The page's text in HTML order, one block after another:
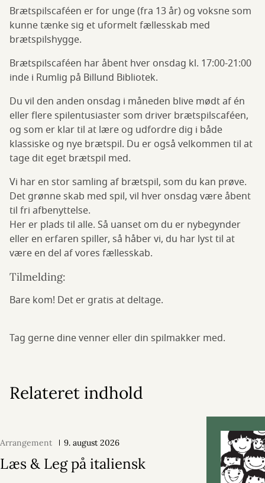
Brætspilscaféen er for unge (fra 13 år) og voksne som
kunne tænke sig et uformelt fællesskab med
brætspilshygge.
Brætspilscaféen har åbent hver onsdag kl. 17:00-21:00
inde i Rumlig på Billund Bibliotek.
Du vil den anden onsdag i måneden blive mødt af én
eller flere spilentusiaster som driver brætspilscaféen,
og som er klar til at lære og udfordre dig i både
klassiske og nye brætspil. Du er også velkommen til at
tage dit eget brætspil med.
Vi har en stor samling af brætspil, som du kan prøve.
Det grønne skab med spil, vil hver onsdag være åbent
til fri afbenyttelse.
Her er plads til alle. Så uanset om du er nybegynder
eller en erfaren spiller, så håber vi, du har lyst til at
være en del af vores fællesskab.
Tilmelding:
Bare kom! Det er gratis at deltage.
Tag gerne dine venner eller din spilmakker med.
Relateret indhold
Arrangement 9. august 2026
Læs & Leg på italiensk